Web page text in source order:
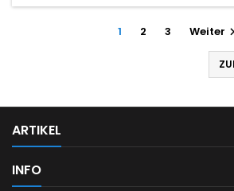
1 2 3 Weiter 
ARTIKEL
INFO